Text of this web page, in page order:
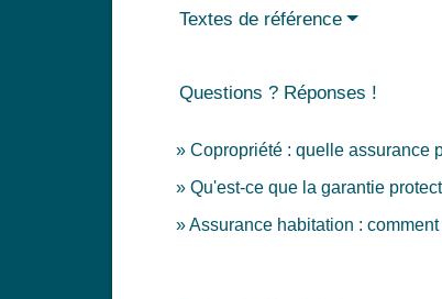
Textes de référence
Questions ? Réponses !
Copropriété : quelle assurance
Qu'est-ce que la garantie
Assurance habitation :